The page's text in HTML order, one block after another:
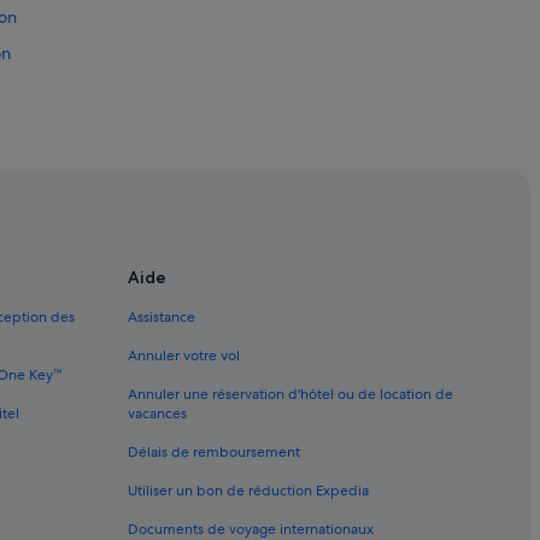
des
Key™
Aide
Assistance
Annuler votre vol
Annuler une réservation d'hôtel ou de location de
vacances
Délais de remboursement
Utiliser un bon de réduction Expedia
Documents de voyage internationaux